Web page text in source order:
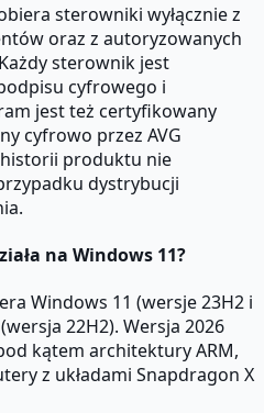
sterowniki wyłącznie z
oraz z autoryzowanych
sterownik jest
cyfrowego i
jest też certyfikowany
cyfrowo przez AVG
produktu nie
dystrybucji
na Windows 11?
Windows 11 (wersje 23H2 i
22H2). Wersja 2026
kątem architektury ARM,
z układami Snapdragon X